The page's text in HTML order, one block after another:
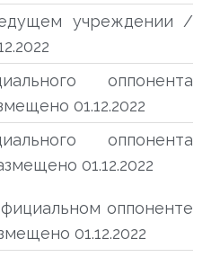
учреждении /
оппонента
01.12.2022
оппонента
01.12.2022
оппоненте
01.12.2022